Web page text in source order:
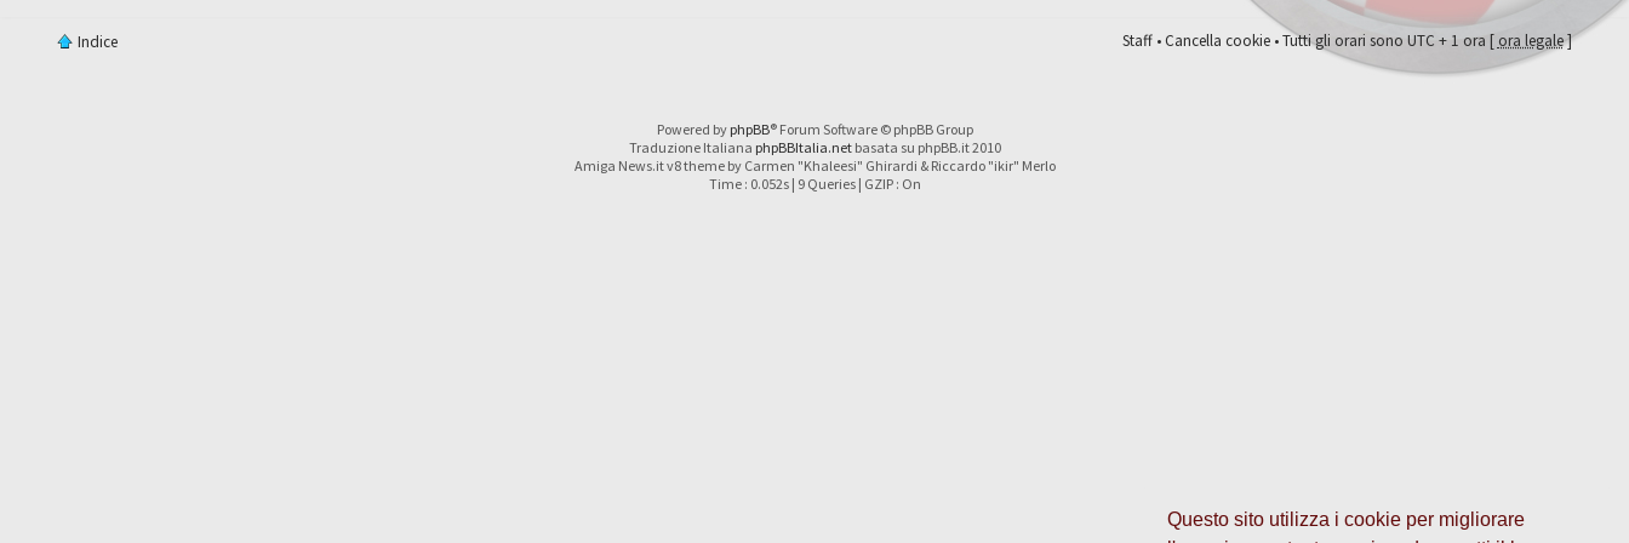
Questo sito utilizza i cookie per migliorare
Indice Staff•Cancella cookie• Tutti gli orari sono UTC + 1 ora [ ora legale]
Powered by phpBB® Forum Software © phpBB Group
Traduzione Italiana phpBBItalia.netbasata su phpBB.it 2010
Amiga News.it v8 theme by Carmen "Khaleesi" Ghirardi & Riccardo "ikir" Merlo
Time : 0.052s | 9 Queries | GZIP : On